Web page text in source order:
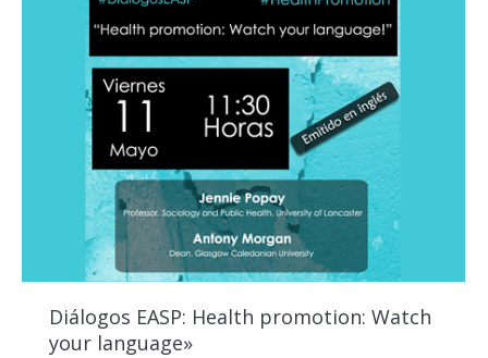
Diálogos EASP: Health promotion: Watch
your language»